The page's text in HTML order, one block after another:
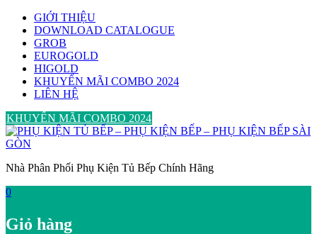
Skip
content
GIỚI THIỆU
DOWNLOAD CATALOGUE
GROB
EUROGOLD
HIGOLD
KHUYẾN MÃI COMBO 2024
LIÊN HỆ
KHUYẾN MÃI COMBO 2024
Nhà Phân Phối Phụ Kiện Tủ Bếp Chính Hãng
0
Giỏ hàng